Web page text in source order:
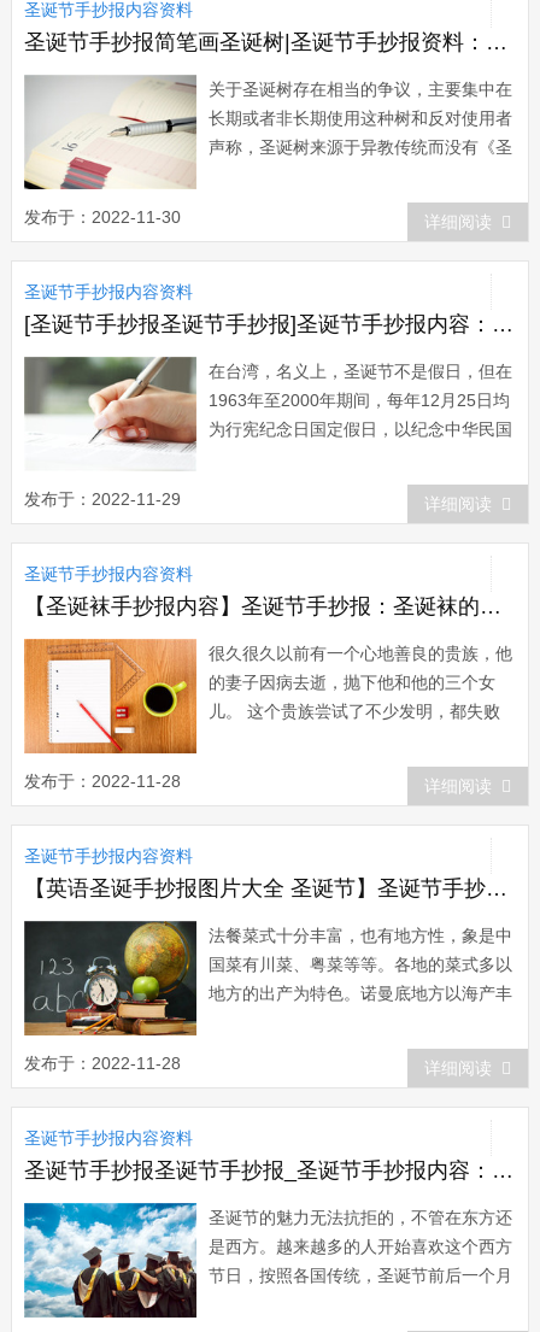
卖，于是他们就吃苹果庆祝，喻意有新年
里，平...
圣诞节手抄报内容资料
圣诞节手抄报简笔画圣诞树|圣诞节手抄报资料：关于圣诞树的争论
关于圣诞树存在相当的争议，主要集中在
长期或者非长期使用这种树和反对使用者
声称，圣诞树来源于异教传统而没有《圣
念于1990年代晚期 (可能更早)产生于美
国和加拿大试图将它推广到整个冬季假期
而不知是在特殊宗教假期。福克斯新闻撰
发布于：2022-11-30 详细阅读
圣诞节手抄报内容资料
[圣诞节手抄报圣诞节手抄报]圣诞节手抄报内容：亚洲圣诞节习俗
在台湾，名义上，圣诞节不是假日，但在
1963年至2000年期间，每年12月25日均
为行宪纪念日国定假日，以纪念中华民国
实施，所以圣诞节虽然在名义上不是假
日，但却很凑巧地放假一天。1998年，
台湾实施隔周周休二日，同时取消部分国
定假日，以减少因假期太多而做成的...
发布于：2022-11-29 详细阅读
圣诞节手抄报内容资料
【圣诞袜手抄报内容】圣诞节手抄报：圣诞袜的传说
很久很久以前有一个心地善良的贵族，他
的妻子因病去逝，抛下他和他的三个女
儿。 这个贵族尝试了不少发明，都失败
不搬到一家农舍里生活，他的女儿们也只
得亲自烧煮、缝纫和打扫。一晃几年过
去，女儿们陆续到了出嫁的年龄，父亲却
变得更加沮丧，因为他没钱给女儿们买嫁
妆。一天晚上...
发布于：2022-11-28 详细阅读
圣诞节手抄报内容资料
【英语圣诞手抄报图片大全 圣诞节】圣诞节手抄报：法式圣诞大餐
法餐菜式十分丰富，也有地方性，象是中
国菜有川菜、粤菜等等。各地的菜式多以
地方的出产为特色。诺曼底地方以海产丰
产葡萄，白葡萄酒及蜗牛菜式便十分出众
(蜗牛是吃葡萄叶长大的，这样才能长得
又肥又壮);法国的西南部皮里格地方和东
北部阿尔萨斯则出产美味的鹅肝，南部曼
顿地方...
发布于：2022-11-28 详细阅读
圣诞节手抄报内容资料
圣诞节手抄报圣诞节手抄报_圣诞节手抄报内容：圣诞节的巨大魅力
圣诞节的魅力无法抗拒的，不管在东方还
是西方。越来越多的人开始喜欢这个西方
节日，按照各国传统，圣诞节前后一个月